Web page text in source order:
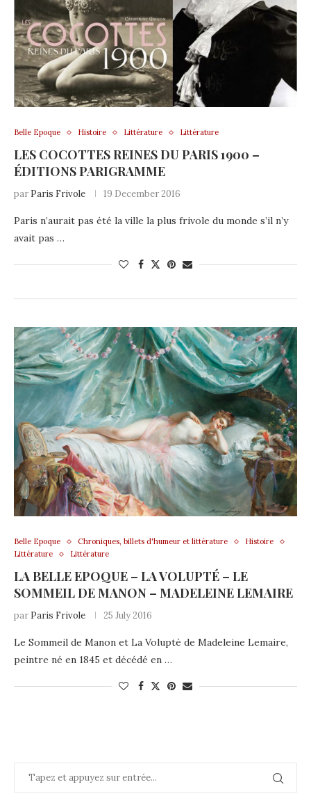
Belle Epoque Histoire Littérature Littérature
LES COCOTTES REINES DU PARIS 1900 –
ÉDITIONS PARIGRAMME
par Paris Frivole 19 December 2016
Paris n’aurait pas été la ville la plus frivole du monde s’il n’y
avait pas …
Belle Epoque Chroniques, billets d'humeur et littérature
Histoire
Littérature
Littérature
LA BELLE EPOQUE – LA VOLUPTÉ – LE
SOMMEIL DE MANON – MADELEINE LEMAIRE
par Paris Frivole 25 July 2016
Le Sommeil de Manon et La Volupté de Madeleine Lemaire,
peintre né en 1845 et décédé en …